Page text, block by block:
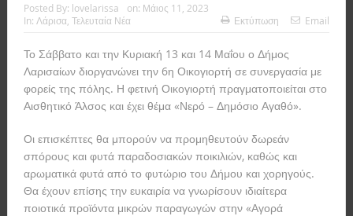
Posted By: lovelarissa on: Μάιος 11, 2023
In: Λάρισα Τελευταία Νέα Εκτύπωση Email
Το Σάββατο και την Κυριακή 13 και 14 Μαΐου ο Δήμος
Λαρισαίων διοργανώνει την 6η Οικογιορτή σε συνεργασία με
φορείς της πόλης. Η φετινή Οικογιορτή πραγματοποιείται στο
Αισθητικό Άλσος και έχει θέμα «Νερό – Δημόσιο Αγαθό».
Οι επισκέπτες θα μπορούν να προμηθευτούν δωρεάν
σπόρους και φυτά παραδοσιακών ποικιλιών, καθώς και
αρωματικά φυτά από το φυτώριο του Δήμου και χορηγούς.
Θα έχουν επίσης την ευκαιρία να γνωρίσουν ιδιαίτερα
ποιοτικά προϊόντα μικρών παραγωγών στην «Αγορά